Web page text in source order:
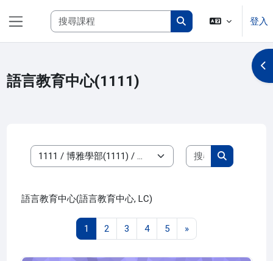
搜尋課程
搜尋課程
登入
語言教育中心(1111)
開
課程類別
搜尋課程
搜尋課程
語言教育中心(語言教育中心, LC)
1 第 1 頁
2 第 2 頁
3 第 3 頁
4第 4 頁
5第 5 頁
»下一頁